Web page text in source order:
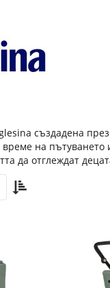
създадена
на
да отглеждат
Настрой